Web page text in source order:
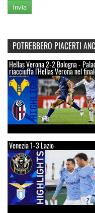
POTREBBERO PIACERTI
Hellas Verona 2-2 Bologna -
riacciuffa l'Hellas Verona nel
Venezia 1-3 Lazio